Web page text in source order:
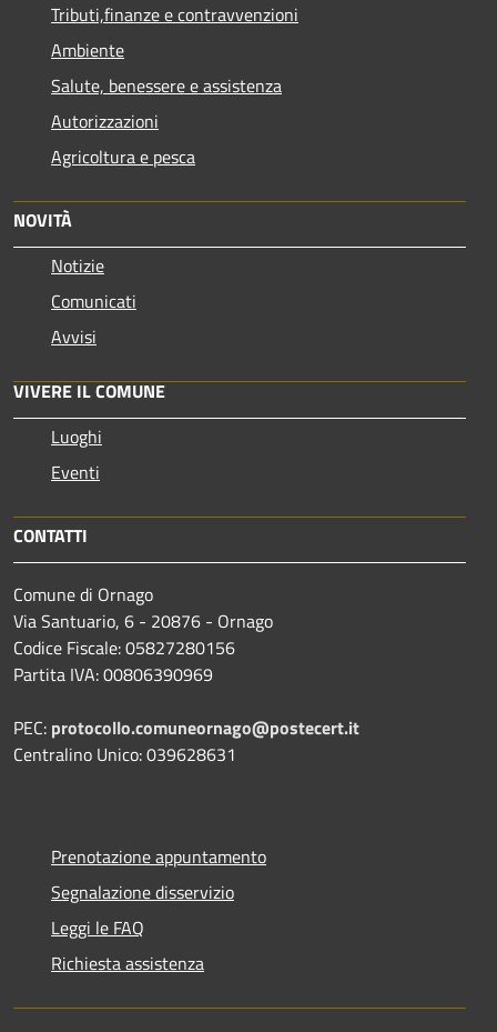
Tributi,finanze e contravvenzioni
Ambiente
Salute, benessere e assistenza
Autorizzazioni
Agricoltura e pesca
NOVITÀ
Notizie
Comunicati
Avvisi
VIVERE IL COMUNE
Luoghi
Eventi
CONTATTI
Comune di Ornago
Via Santuario, 6 - 20876 - Ornago
Codice Fiscale: 05827280156
Partita IVA: 00806390969
PEC: protocollo.comuneornago@postecert.it
Centralino Unico: 039628631
Prenotazione appuntamento
Segnalazione disservizio
Leggi le FAQ
Richiesta assistenza